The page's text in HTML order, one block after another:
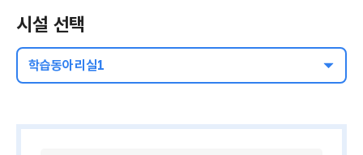
시설 선택
학습동아리실1